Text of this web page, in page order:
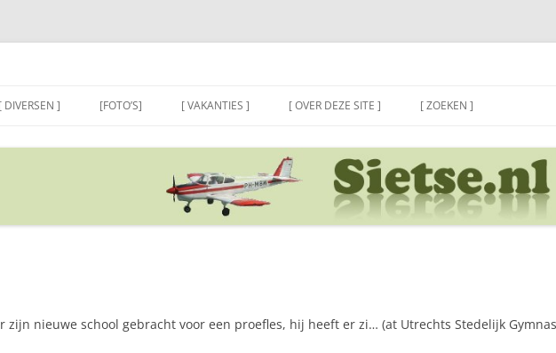
[ DIVERSEN ] [FOTO’S] [ VAKANTIES ] [ OVER DEZE SITE ] [ ZOEKEN ]
zijn nieuwe school gebracht voor een proefles, hij heeft er zi… (at Utrechts Stedelijk